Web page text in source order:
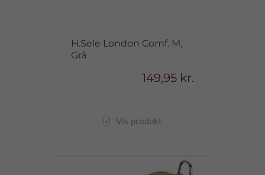
H.Sele London Comf. M,
Grå
149,95 kr.
Vis produkt